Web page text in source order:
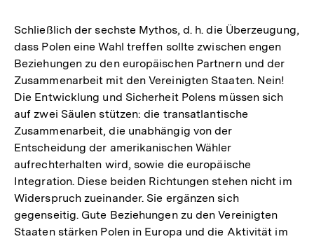
Schließlich der sechste Mythos, d. h. die Überzeugung,
dass Polen eine Wahl treffen sollte zwischen engen
Beziehungen zu den europäischen Partnern und der
Zusammenarbeit mit den Vereinigten Staaten. Nein!
Die Entwicklung und Sicherheit Polens müssen sich
auf zwei Säulen stützen: die transatlantische
Zusammenarbeit, die unabhängig von der
Entscheidung der amerikanischen Wähler
aufrechterhalten wird, sowie die europäische
Integration. Diese beiden Richtungen stehen nicht im
Widerspruch zueinander. Sie ergänzen sich
gegenseitig. Gute Beziehungen zu den Vereinigten
Staaten stärken Polen in Europa und die Aktivität im